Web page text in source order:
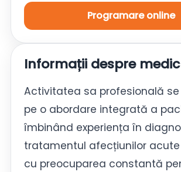
Programare online
Informații despre medic
Activitatea sa profesională se
pe o abordare integrată a
îmbinând experiența în
tratamentul afecțiunilor acute
cu preocuparea constantă